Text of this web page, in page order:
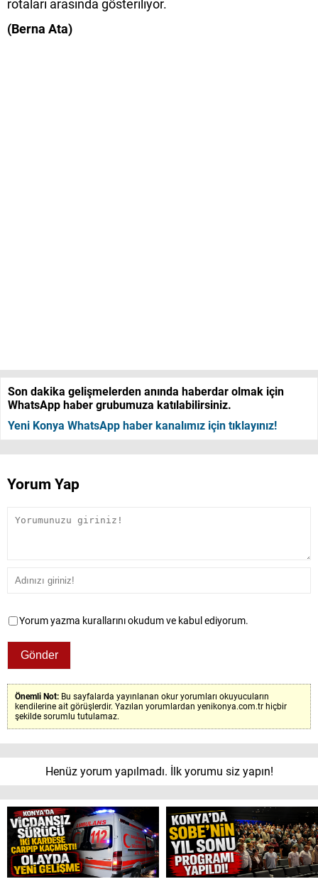
rotaları arasında gösteriliyor.
(Berna Ata)
Son dakika gelişmelerden anında haberdar olmak için
WhatsApp haber grubumuza katılabilirsiniz.
Yeni Konya WhatsApp haber kanalımız için tıklayınız!
Yorum Yap
Yorum yazma kurallarını okudum ve kabul ediyorum.
Önemli Not: Bu sayfalarda yayınlanan okur yorumları okuyucuların
kendilerine ait görüşlerdir. Yazılan yorumlardan yenikonya.com.tr hiçbir
şekilde sorumlu tutulamaz.
Henüz yorum yapılmadı. İlk yorumu siz yapın!